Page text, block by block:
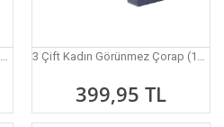
3 Çift Kadın Görünmez Çorap (162P) 3 Çift Kadın Görünmez Çorap (163P)
399,95 TL